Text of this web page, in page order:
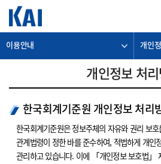
이용안내 개인
개인정보 처리
한국회계기준원 개인정보 처리
한국회계기준원은 정보주체의 자유와 권리 보
관계법령이 정한 바를 준수하여, 적법하게 개인
관리하고 있습니다. 이에 「개인정보 보호법」